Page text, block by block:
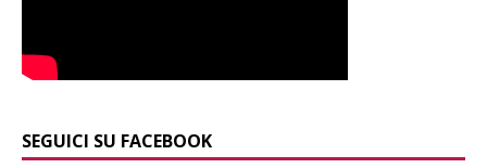
SEGUICI SU FACEBOOK